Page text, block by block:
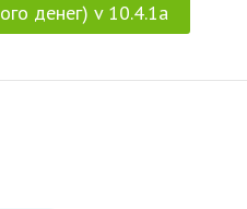
денег) v 10.4.1a